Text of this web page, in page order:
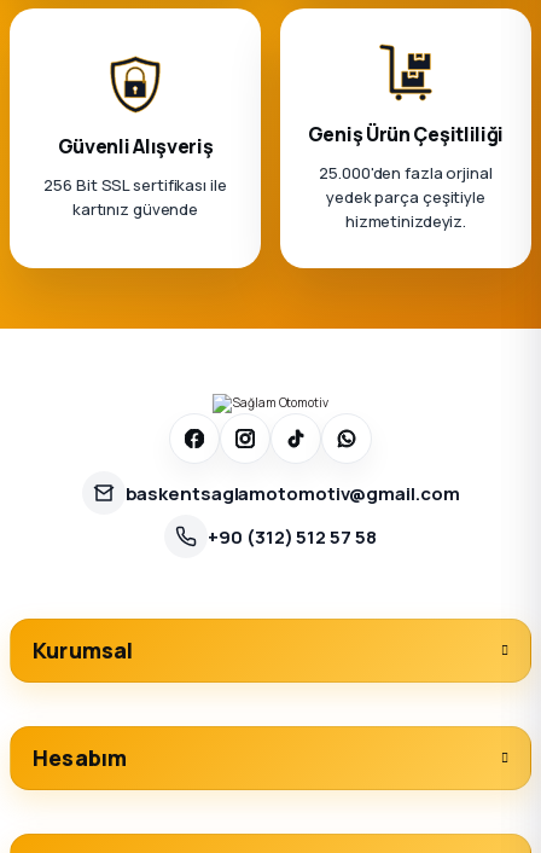
Güvenli Alışveriş
256 Bit SSL sertifikası ile
kartınız güvende
Geniş Ürün Çeşitliliği
25.000'den fazla orjinal
yedek parça çeşitiyle
hizmetinizdeyiz.
baskentsaglamotomotiv@gmail.com
+90 (312) 512 57 58
Kurumsal
Hesabım